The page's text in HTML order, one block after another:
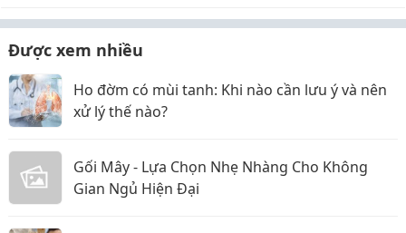
Được xem nhiều
Ho đờm có mùi tanh: Khi nào cần lưu ý và nên
xử lý thế nào?
Gối Mây - Lựa Chọn Nhẹ Nhàng Cho Không
Gian Ngủ Hiện Đại